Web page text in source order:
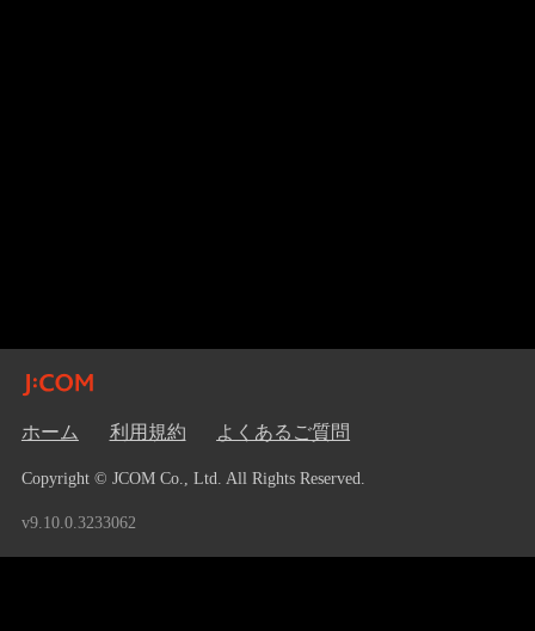
ホーム 利用規約 よくあるご質問
Copyright © JCOM Co., Ltd. All Rights Reserved.
v9.10.0.3233062